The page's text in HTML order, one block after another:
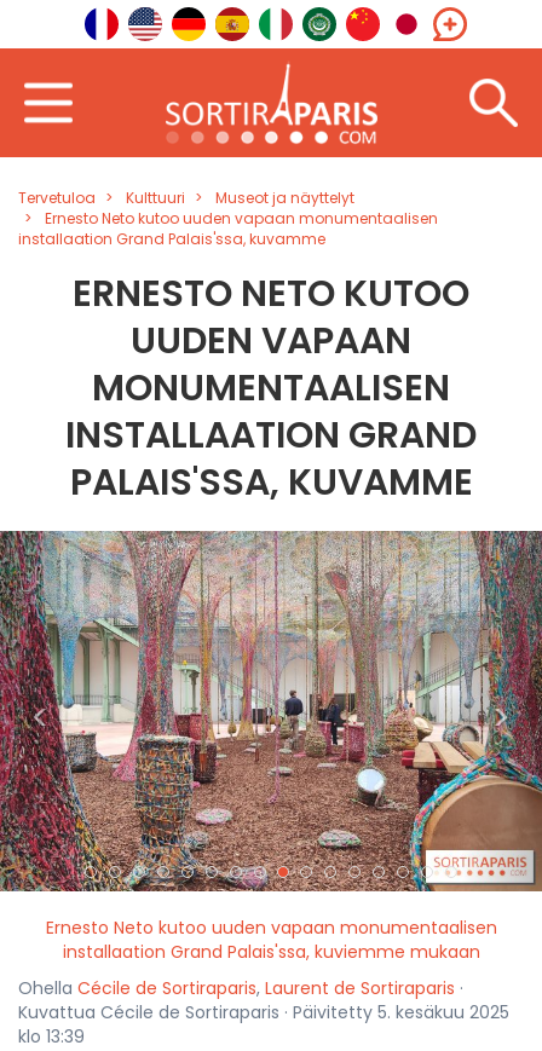
Tervetuloa Kulttuuri
Museot ja näyttelyt
Ernesto Neto kutoo uuden vapaan monumentaalisen
installaation Grand Palais'ssa, kuvamme
ERNESTO NETO KUTOO
UUDEN VAPAAN
MONUMENTAALISEN
INSTALLAATION GRAND
PALAIS'SSA, KUVAMME
< >
Ernesto Neto kutoo uuden vapaan monumentaalisen
installaation Grand Palais'ssa, kuviemme mukaan
Ohella Cécile de Sortiraparis, Laurent de Sortiraparis ·
Kuvattua Cécile de Sortiraparis · Päivitetty 5. kesäkuu 2025
klo 13:39